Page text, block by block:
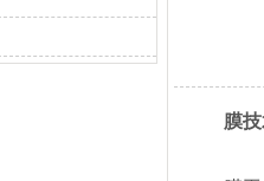
膜技术